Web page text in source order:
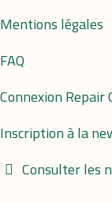
Mentions légales
FAQ
Connexion Repair
Inscription à la
Consulter les